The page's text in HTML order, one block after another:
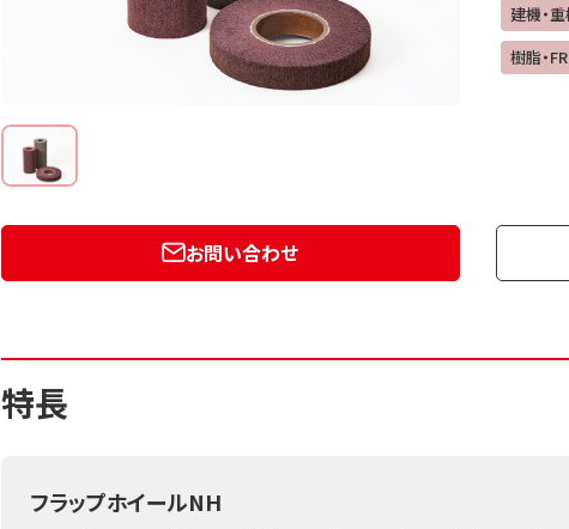
建機・
樹脂・
お問い合わせ
特長
フラップホイールNH